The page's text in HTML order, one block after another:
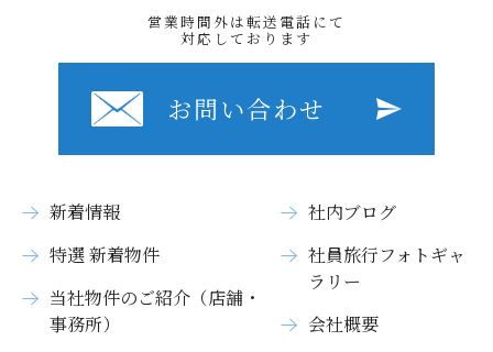
営業時間外は転送電話にて
対応しております
お問い合わせ
新着情報
特選 新着物件
当社物件のご紹介（店舗・
事務所）
社内ブログ
社員旅行フォトギャ
ラリー
会社概要